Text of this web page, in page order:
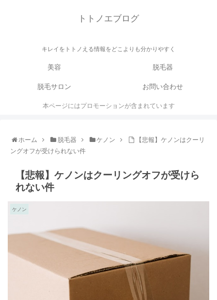
トトノエブログ
キレイをトトノえる情報をどこよりも分かりやすく
美容
脱毛器
脱毛サロン
お問い合わせ
本ページにはプロモーションが含まれています
ホーム 脱毛器 ケノン
【悲報】ケノンはクーリ
ングオフが受けられない件
【悲報】ケノンはクーリングオフが受けら
れない件
ケノン